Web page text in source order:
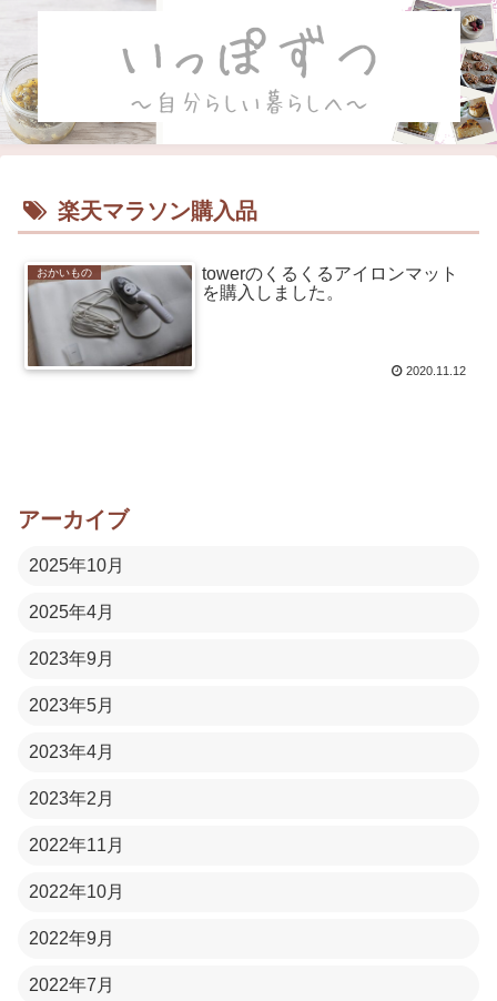
楽天マラソン購入品
おかいもの
towerのくるくるアイロンマット
を購入しました。
2020.11.12
アーカイブ
2025年10月
2025年4月
2023年9月
2023年5月
2023年4月
2023年2月
2022年11月
2022年10月
2022年9月
2022年7月